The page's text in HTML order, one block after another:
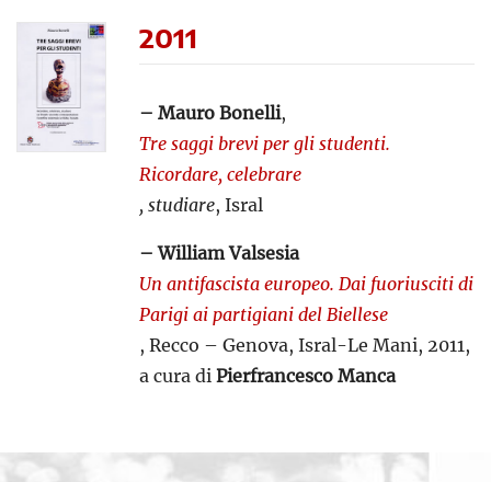
2011
– Mauro Bonelli,
Tre saggi brevi per gli studenti.
Ricordare, celebrare
, studiare, Isral
– William Valsesia
Un antifascista europeo. Dai fuoriusciti di
Parigi ai partigiani del Biellese
, Recco – Genova, Isral-Le Mani, 2011,
a cura di Pierfrancesco Manca